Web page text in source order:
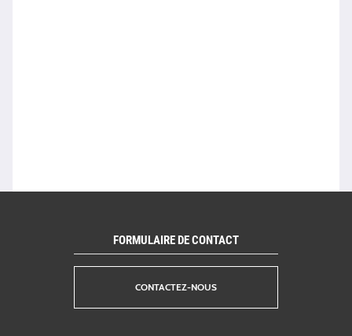
FORMULAIRE DE CONTACT
CONTACTEZ-NOUS